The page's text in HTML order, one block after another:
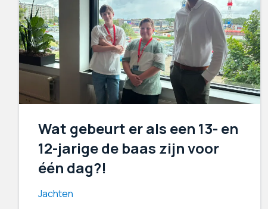
Wat gebeurt er als een 13- en
12-jarige de baas zijn voor
één dag?!
Jachten